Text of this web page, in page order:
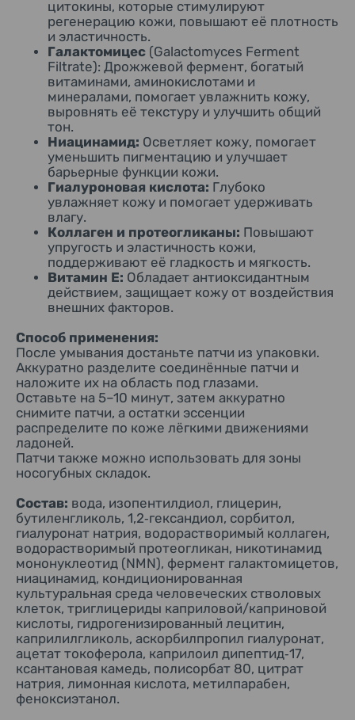
цитокины, которые стимулируют
регенерацию кожи, повышают её плотность
и эластичность.
Галактомицес (Galactomyces Ferment
Filtrate): Дрожжевой фермент, богатый
витаминами, аминокислотами и
минералами, помогает увлажнить кожу,
выровнять её текстуру и улучшить общий
тон.
Ниацинамид: Осветляет кожу, помогает
уменьшить пигментацию и улучшает
барьерные функции кожи.
Гиалуроновая кислота: Глубоко
увлажняет кожу и помогает удерживать
влагу.
Коллаген и протеогликаны: Повышают
упругость и эластичность кожи,
поддерживают её гладкость и мягкость.
Витамин Е: Обладает антиоксидантным
действием, защищает кожу от воздействия
внешних факторов.
Способ применения:
После умывания достаньте патчи из упаковки.
Аккуратно разделите соединённые патчи и
наложите их на область под глазами.
Оставьте на 5–10 минут, затем аккуратно
снимите патчи, а остатки эссенции
распределите по коже лёгкими движениями
ладоней.
Патчи также можно использовать для зоны
носогубных складок.
Состав: вода, изопентилдиол, глицерин,
бутиленгликоль, 1,2‑гександиол, сорбитол,
гиалуронат натрия, водорастворимый коллаген,
водорастворимый протеогликан, никотинамид
мононуклеотид (NMN), фермент галактомицетов,
ниацинамид, кондиционированная
культуральная среда человеческих стволовых
клеток, триглицериды каприловой/каприновой
кислоты, гидрогенизированный лецитин,
каприлилгликоль, аскорбилпропил гиалуронат,
ацетат токоферола, каприлоил дипептид‑17,
ксантановая камедь, полисорбат 80, цитрат
натрия, лимонная кислота, метилпарабен,
феноксиэтанол.